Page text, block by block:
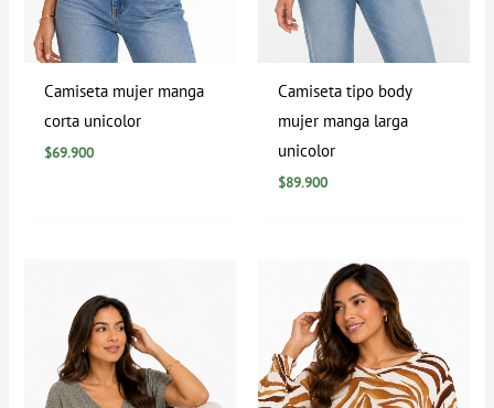
Camiseta mujer manga
corta unicolor
$69.900
Camiseta tipo body
mujer manga larga
unicolor
$89.900